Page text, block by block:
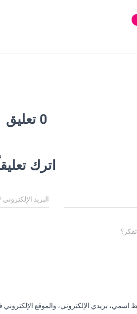
0 تعليق
اترك
البريد الإلكتروني
اسمي، بريدي الإلكتروني، والموقع